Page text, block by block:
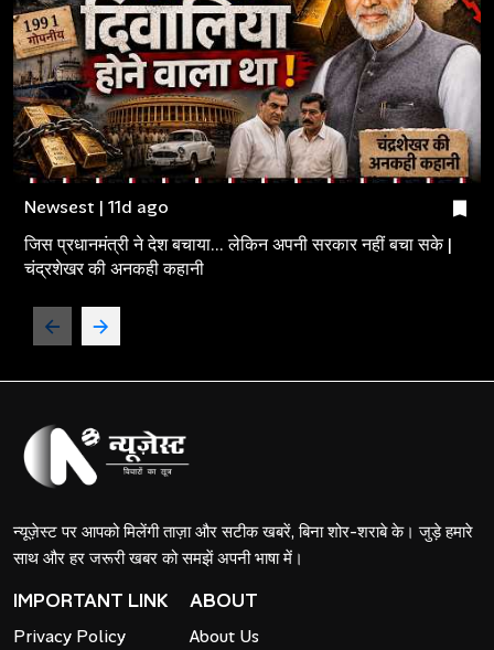
Newsest | 11d ago
जिस प्रधानमंत्री ने देश बचाया... लेकिन अपनी सरकार नहीं बचा सके |
चंद्रशेखर की अनकही कहानी
न्यूज़ेस्ट पर आपको मिलेंगी ताज़ा और सटीक खबरें, बिना शोर-शराबे के। जुड़े हमारे
साथ और हर जरूरी खबर को समझें अपनी भाषा में।
IMPORTANT LINK
Privacy Policy
ABOUT
About Us